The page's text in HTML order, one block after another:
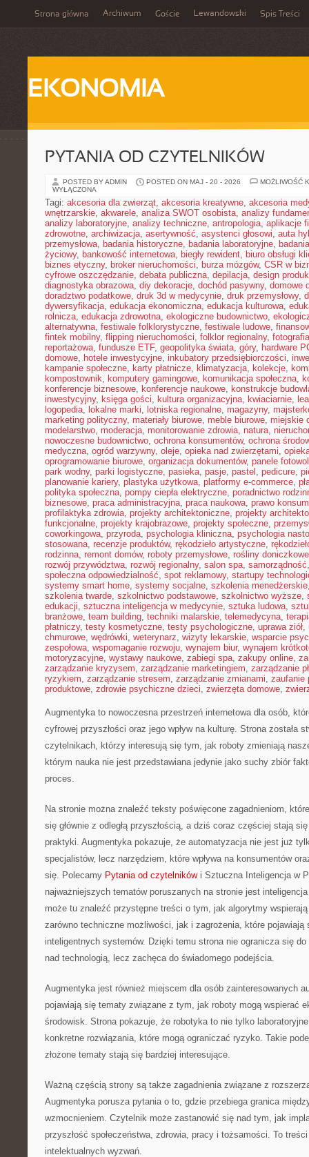
Strona główna Archiwum Goście Lewandowski Spis Treści
EKONOMIA
PYTANIA OD CZYTELNIKÓW
POSTED BY ADMIN POSTED ON MAJ - 20 - 2026
MOŻLIWOŚĆ
WYŁĄCZONA
Tagi: akcesoria dla zwierząt, akcesoria kreatywne, akcesoria
wnętrzarskie, akwarele, analiza SWOT osobista, analizy
analizy laboratoryjne, analizy techniczne, antropologia, aplikacje
zdrowotne, archiwizacja, asertywność, asystenci głosowi, auta
przemysłowa, badania historyczne, badania laboratoryjne,
życiowy, bankowość internetowa, biegły rewident, biuro obsługi
biznes etyczny, broker nieruchomości, burza mózgów, CSR w
cyfrowe oszczędzanie, debata publiczna, depilacja, design
diagnostyka obrazowa, diy dekoracje, dochód pasywny, domowe
doradztwo podatkowe, druk 3d w medycynie, druk przemysłowy,
dywersyfikacja, edukacja ekonomiczna, edukacja kulturowa,
rolnicza, edukacja zdrowotna, ekologiczne budownictwo,
alternatywna, festiwale folklorystyczne, festiwale ludowe,
fintek mobilny, flipping nieruchomości, folklor regionalny,
reportażowa, fundusze ETF, geopolityka świata, góry, hardware
domowe, hotele inwestycyjne, inkubatory przedsiębiorczości,
kampanie społeczne, karty płatnicze, klimatyzacja, kolekcje,
kompostownik, komputery gamingowe, komunikacja społeczna,
konferencje biznesowe, konferencje naukowe, konstrukcje
inwestycyjny, księga gości, kultura organizacyjna, kwiaciarnie,
logopedia, lokalne marki, lotniska regionalne, magazyny,
marketing polityczny, materiały biurowe, meble biurowe, miejskie
modelarstwo, moderacja, monitorowanie zdrowia, natura,
nowoczesne budownictwo, ochrona konsumentów, ochrona
medyczna, ogród warzywny, oleje, opieka nad zwierzętami,
oprogramowanie biurowe, organizacja dokumentów, panele
park wodny, parki logistyczne, pasieka, pasje, pastel , pedicure,
planowanie kariery, plastyka użytkowa, platformy e-commerce,
polityka społeczna, pompy ciepła elektryczne, poradnictwo
biznesowe, praca administracyjna, praca naukowa, prawo
profilaktyka zdrowia, projekty architektoniczne, projekty
funkcjonalne, projekty krajobrazowe, projekty społeczne,
coworkingowa, przyroda, psychologia kliniczna, psychologia
stosowana, recenzje produktów, rękodzieło artystyczne,
rodzinna, remont domów, roboty przemysłowe, rośliny doniczkowe
rozwój przywództwa, rozwój regionalny, salon spa, samorządność
społeczna odpowiedzialność, spot reklamowy, startupy
systemy smart home, systemy socjalne, szkolenia menedżerskie
szkolenia twarde, szkolnictwo podstawowe, szkolnictwo wyższe,
edukacji, sztuczna inteligencja w medycynie, sztuka ludowa,
branżowe, team building, techniki malarskie, telemedycyna,
płatniczy, testy kosmetyczne, testy psychologiczne, uprawa ziół,
chmurowe, wędrówki, weterynarz, wizyty lekarskie, wsparcie
zespołowa, wspomaganie rozwoju, wynajem biur, wynajem
motoryzacyjne, wystawy naukowe, zabiegi spa, zakupy online,
zarządzanie kryzysem, zarządzanie marketingiem, zarządzanie
ryzykiem, zarządzanie stresem, zarządzanie zmianami, zaufanie
produktowe, zdrowie psychiczne dzieci, zwierzęta domowe,
Augmentyka to nowoczesna przestrzeń internetowa dla osób,
cyfrowej przyszłości oraz jego wpływ na kulturę. Strona została
czytelnikach, którzy interesują się tym, jak roboty zmieniają
którym nauka nie jest przedstawiana jedynie jako suchy zbiór
proces.
Na stronie można znaleźć teksty poświęcone zagadnieniom,
się głównie z odległą przyszłością, a dziś coraz częściej stają
praktyki. Augmentyka pokazuje, że automatyzacja nie jest już
specjalistów, lecz narzędziem, które wpływa na konsumentów
się. Polecamy Pytania od czytelnikówi Sztuczna Inteligencja w
najważniejszych tematów poruszanych na stronie jest
może tu znaleźć przystępne treści o tym, jak algorytmy
zarówno techniczne możliwości, jak i zagrożenia, które pojawiają
inteligentnych systemów. Dzięki temu strona nie ogranicza się
nad technologią, lecz zachęca do świadomego podejścia.
Augmentyka jest również miejscem dla osób zainteresowanych
pojawiają się tematy związane z tym, jak roboty mogą wspierać
środowisk. Strona pokazuje, że robotyka to nie tylko
konkretne rozwiązania, które mogą ograniczać ryzyko. Takie
złożone tematy stają się bardziej interesujące.
Ważną częścią strony są także zagadnienia związane z
Augmentyka porusza pytania o to, gdzie przebiega granica
wzmocnieniem. Czytelnik może zastanowić się nad tym, jak
przyszłość społeczeństwa, zdrowia, pracy i tożsamości. To
intelektualnych wyzwań.